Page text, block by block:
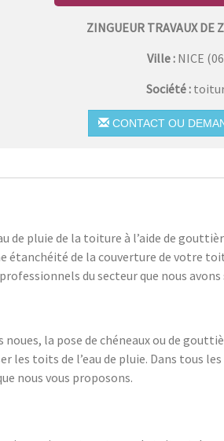
ZINGUEUR TRAVAUX DE
Ville : NICE (
Société :
CONTACT OU
pluie de la toiture à l’aide de
étanchéité de la couverture de votre
du secteur que nous
la pose de chéneaux ou de
toits de l’eau de pluie. Dans tous les
nous vous proposons.